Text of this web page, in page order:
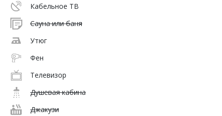
Кабельное ТВ
Сауна или баня
Утюг
Фен
Телевизор
Душевая кабина
Джакузи